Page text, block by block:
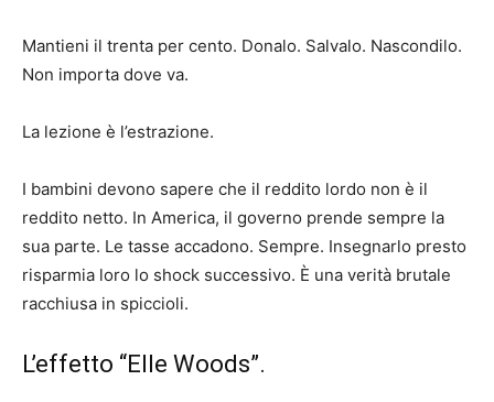
Mantieni il trenta per cento. Donalo. Salvalo. Nascondilo.
Non importa dove va.
La lezione è l’estrazione.
I bambini devono sapere che il reddito lordo non è il
reddito netto. In America, il governo prende sempre la
sua parte. Le tasse accadono. Sempre. Insegnarlo presto
risparmia loro lo shock successivo. È una verità brutale
racchiusa in spiccioli.
L’effetto “Elle Woods”.